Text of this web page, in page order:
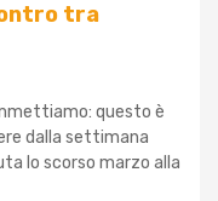
tra
questo è
dalla settimana
lo scorso marzo alla